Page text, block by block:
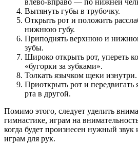
Вытянуть губы в трубочку.
Открыть рот и положить
нижнюю губу.
Приподнять верхнюю и
зубы.
Широко открыть рот, упереть
«бугорки за зубками».
Толкать язычком щеки изнутри.
Приоткрыть рот и передвигать
рта в другой.
Помимо этого, следует уделить
гимнастике, играм на
когда будет произнесен нужный
играм для рук.